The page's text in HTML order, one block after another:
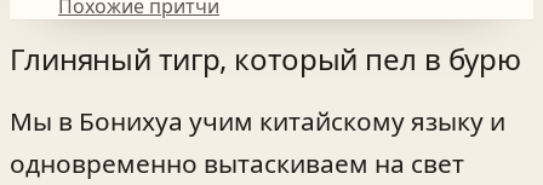
Похожие притчи
Глиняный тигр, который пел в бурю
Мы в Бонихуа учим китайскому языку и
одновременно вытаскиваем на свет